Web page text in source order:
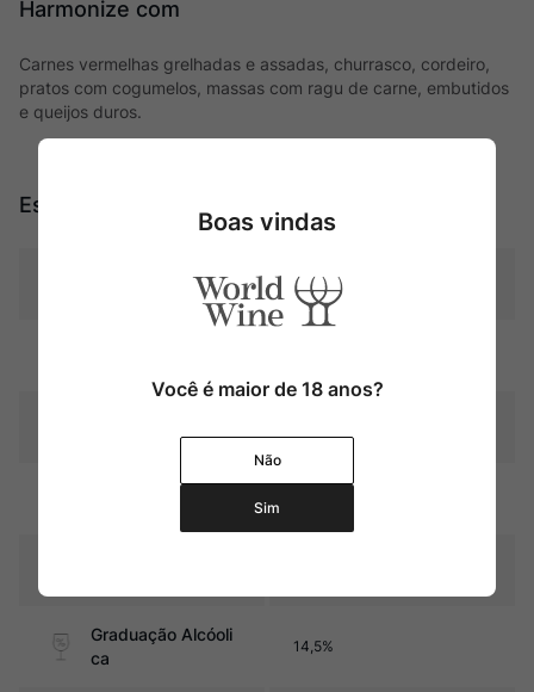
Harmonize com
Carnes vermelhas grelhadas e assadas, churrasco, cordeiro,
pratos com cogumelos, massas com ragu de carne, embutidos
e queijos duros.
Especificações
Tintos
Graduação Alcóoli
ca
14,5%
Boas vindas
Você é maior de 18 anos?
Não
Sim